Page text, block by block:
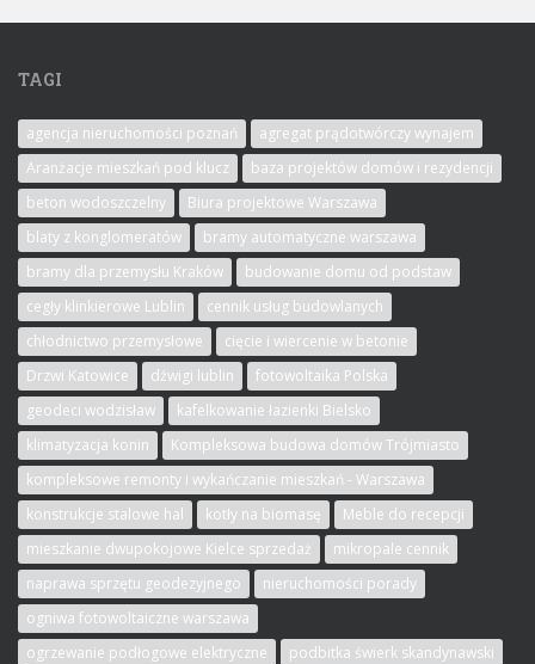
TAGI
agencja nieruchomości poznań
agregat prądotwórczy wynajem
Aranżacje mieszkań pod klucz
baza projektów domów i rezydencji
beton wodoszczelny
Biura projektowe Warszawa
blaty z konglomeratów
bramy automatyczne warszawa
bramy dla przemysłu Kraków
budowanie domu od podstaw
cegły klinkierowe Lublin
cennik usług budowlanych
chłodnictwo przemysłowe
cięcie i wiercenie w betonie
Drzwi Katowice
dźwigi lublin
fotowoltaika Polska
geodeci wodzisław
kafelkowanie łazienki Bielsko
klimatyzacja konin
Kompleksowa budowa domów Trójmiasto
kompleksowe remonty i wykańczanie mieszkań - Warszawa
konstrukcje stalowe hal
kotły na biomasę
Meble do recepcji
mieszkanie dwupokojowe Kielce sprzedaż
mikropale cennik
naprawa sprzętu geodezyjnego
nieruchomości porady
ogniwa fotowoltaiczne warszawa
ogrzewanie podłogowe elektryczne
podbitka świerk skandynawski